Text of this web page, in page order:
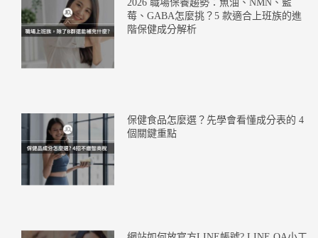
2026 職場保養趨勢：魚油、NMN、藍
莓、GABA怎麼挑？5 款適合上班族的進
階保健成分解析
保健食品怎麼選？先學會看懂成分表的 4
個關鍵重點